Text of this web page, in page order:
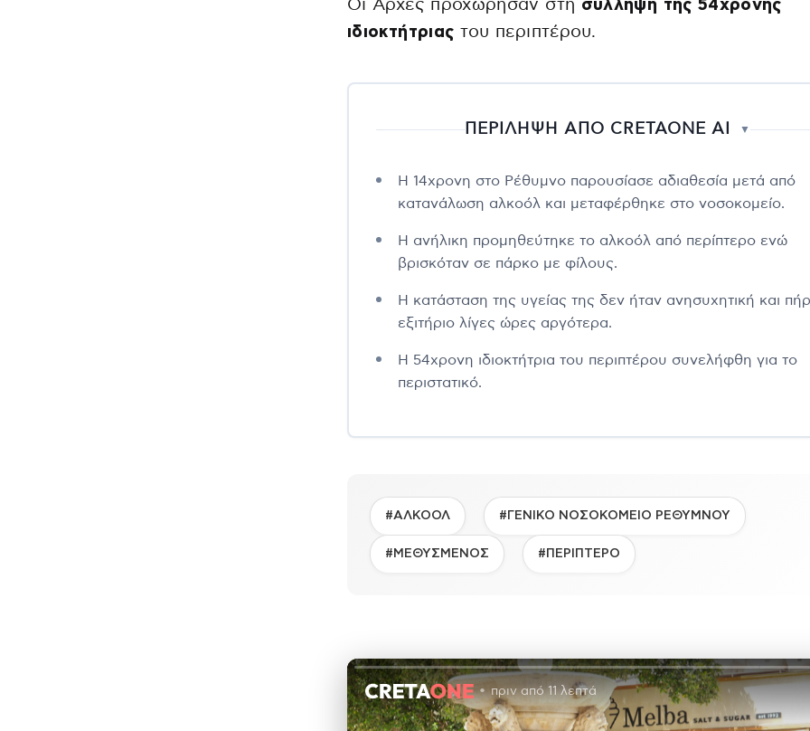
Oι Αρχές προχώρησαν στη σύλληψη της 54χρονης
ιδιοκτήτριας του περιπτέρου.
ΠΕΡΙΛΗΨΗ ΑΠΟ CRETAONE AI ▼
Η 14χρονη στο Ρέθυμνο παρουσίασε αδιαθεσία μετά από
κατανάλωση αλκοόλ και μεταφέρθηκε στο νοσοκομείο.
Η ανήλικη προμηθεύτηκε το αλκοόλ από περίπτερο ενώ
βρισκόταν σε πάρκο με φίλους.
Η κατάσταση της υγείας της δεν ήταν ανησυχητική και
εξιτήριο λίγες ώρες αργότερα.
Η 54χρονη ιδιοκτήτρια του περιπτέρου συνελήφθη για το
περιστατικό.
#ΑΛΚΟΟΛ #ΓΕΝΙΚΟ ΝΟΣΟΚΟΜΕΙΟ ΡΕΘΥΜΝΟΥ
#ΜΕΘΥΣΜΕΝΟΣ #ΠΕΡΙΠΤΕΡΟ
πριν από 11 λεπτά